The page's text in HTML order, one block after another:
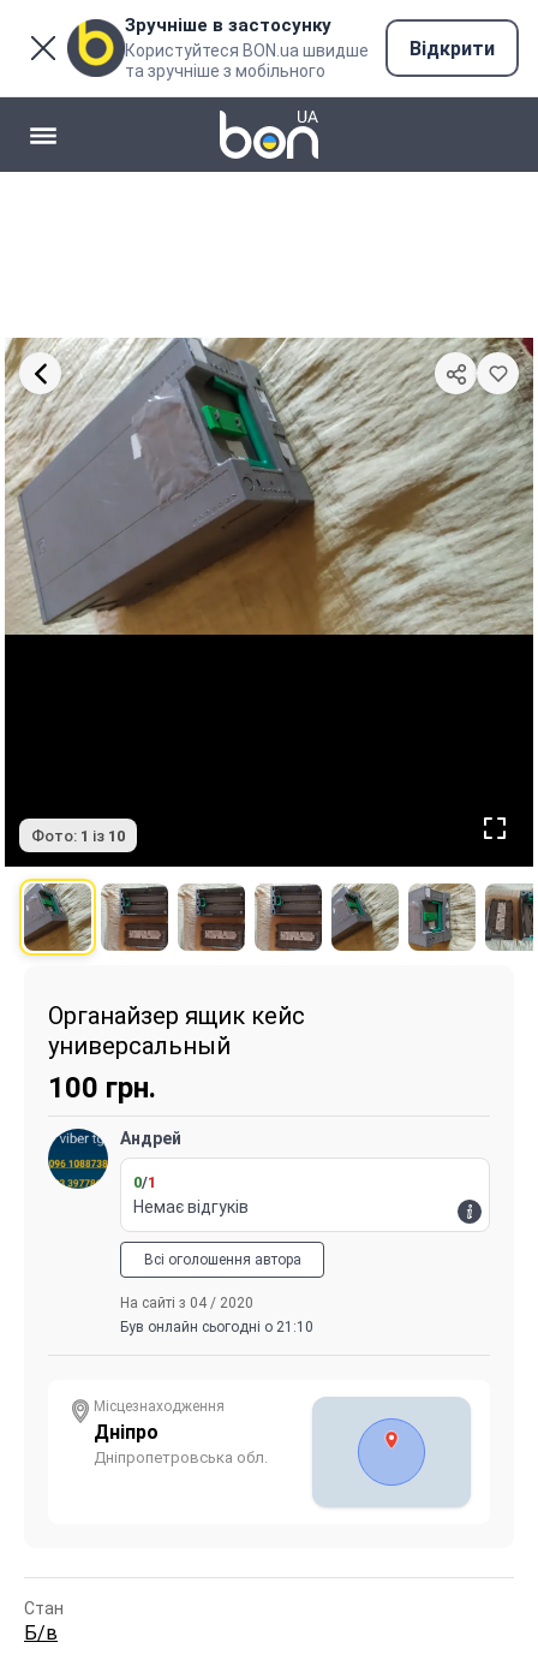
Зручніше в застосунку
Користуйтеся BON.ua швидше
та зручніше з мобільного
Відкрити
Фото: 1 із 10
Органайзер ящик кейс
универсальный
100 грн.
Андрей
0/1
Немає відгуків
Всі оголошення автора
На сайті з 04 / 2020
Був онлайн сьогодні о 21:10
Місцезнаходження
Дніпро
Дніпропетровська обл.
Стан
Б/в